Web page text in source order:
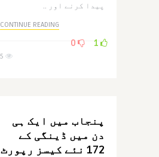
پیدا کرنے اور ..
CONTINUE READING
پنجاب میں ایک ہی
دن میں ڈینگی کے
172 نئے کیسز رپورٹ